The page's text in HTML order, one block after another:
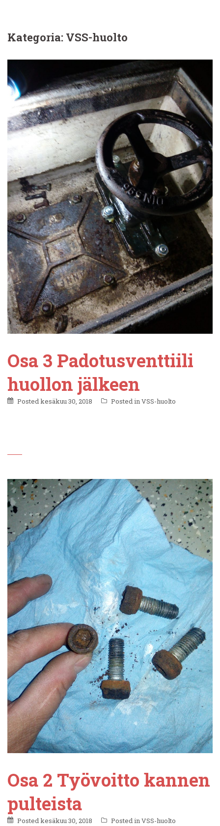
Kategoria: VSS-huolto
Osa 3 Padotusventtiili
huollon jälkeen
Postedkesäkuu 30, 2018 Posted inVSS-huolto
Osa 2 Työvoitto kannen
pulteista
Postedkesäkuu 30, 2018 Posted inVSS-huolto